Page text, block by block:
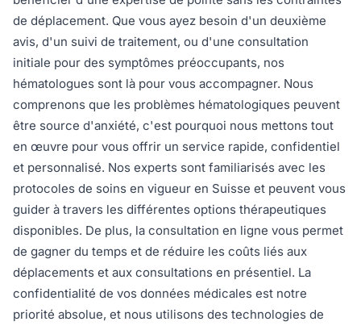
de déplacement. Que vous ayez besoin d'un deuxième
avis, d'un suivi de traitement, ou d'une consultation
initiale pour des symptômes préoccupants, nos
hématologues sont là pour vous accompagner. Nous
comprenons que les problèmes hématologiques peuvent
être source d'anxiété, c'est pourquoi nous mettons tout
en œuvre pour vous offrir un service rapide, confidentiel
et personnalisé. Nos experts sont familiarisés avec les
protocoles de soins en vigueur en Suisse et peuvent vous
guider à travers les différentes options thérapeutiques
disponibles. De plus, la consultation en ligne vous permet
de gagner du temps et de réduire les coûts liés aux
déplacements et aux consultations en présentiel. La
confidentialité de vos données médicales est notre
priorité absolue, et nous utilisons des technologies de